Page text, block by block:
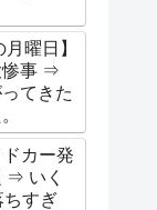
曜日】
惨事 ⇒
てきた
カー発
⇒ いく
ちすぎ